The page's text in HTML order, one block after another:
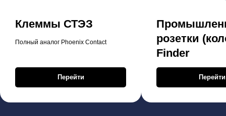
Клеммы СТЭЗ
Полный аналог Phoenix Contact
Перейти
розетки
Finder
Перейти